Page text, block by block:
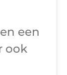
een
ook